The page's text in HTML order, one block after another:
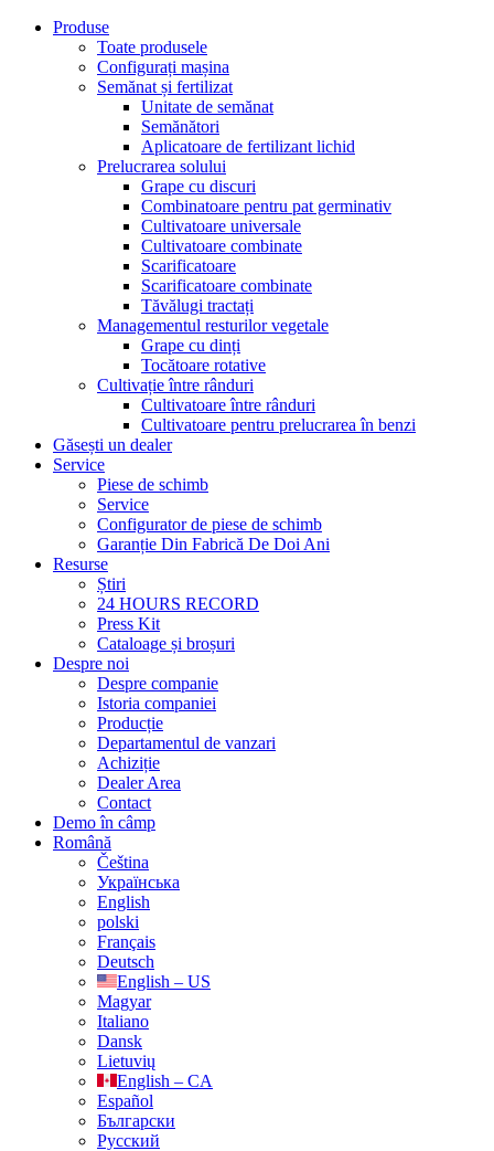
Produse
Toate produsele
Configurați mașina
Semănat și fertilizat
Unitate de semănat
Semănători
Aplicatoare de fertilizant lichid
Prelucrarea solului
Grape cu discuri
Combinatoare pentru pat germinativ
Cultivatoare universale
Cultivatoare combinate
Scarificatoare
Scarificatoare combinate
Tăvălugi tractați
Managementul resturilor vegetale
Grape cu dinți
Tocătoare rotative
Cultivație între rânduri
Cultivatoare între rânduri
Cultivatoare pentru prelucrarea în benzi
Găsești un dealer
Service
Piese de schimb
Service
Configurator de piese de schimb
Garanție Din Fabrică De Doi Ani
Resurse
Știri
24 HOURS RECORD
Press Kit
Cataloage și broșuri
Despre noi
Despre companie
Istoria companiei
Producție
Departamentul de vanzari
Achiziție
Dealer Area
Contact
Demo în câmp
Română
Čeština
Українська
English
polski
Français
Deutsch
English – US
Magyar
Italiano
Dansk
Lietuvių
English – CA
Español
Български
Русский